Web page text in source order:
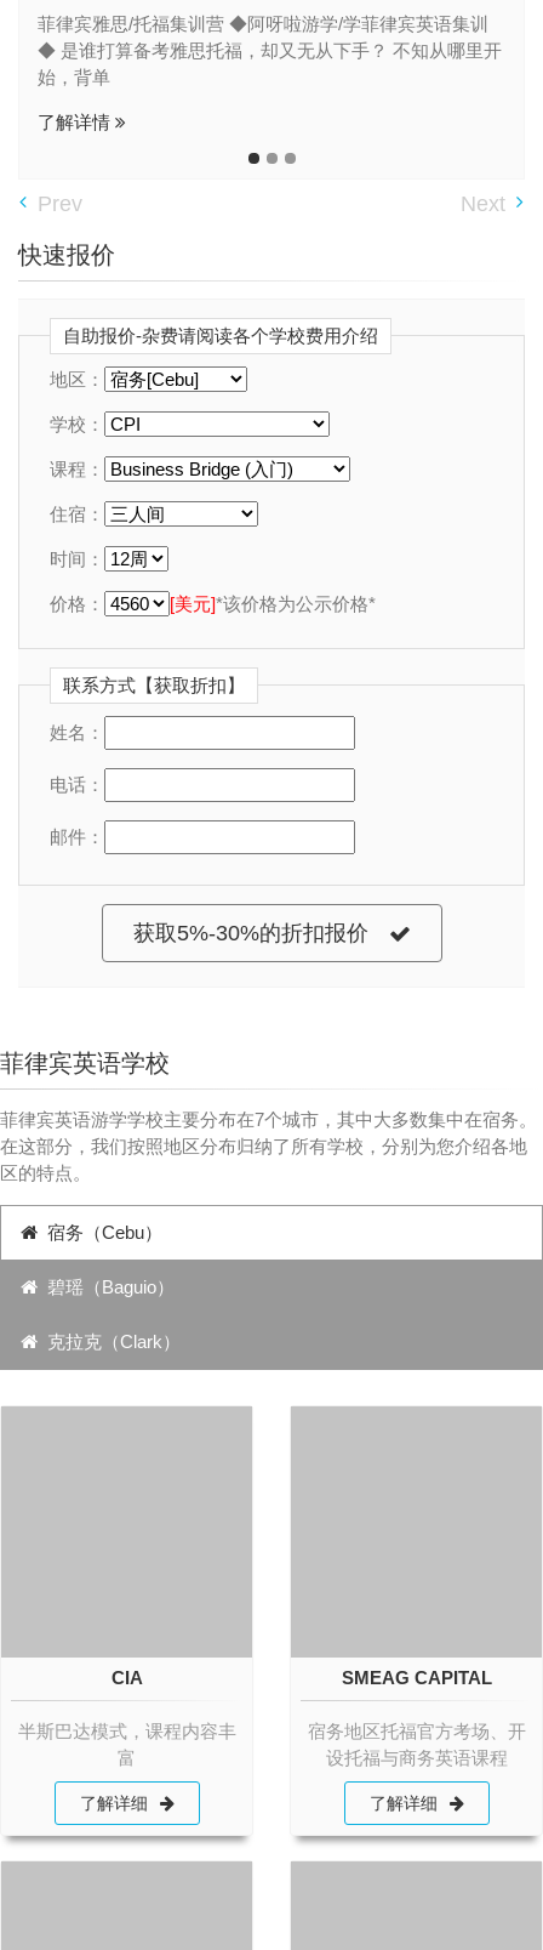
Prev
菲律宾雅思/托福集训营 ◆阿呀啦游学/学菲律宾英语集训
◆ 是谁打算备考雅思托福，却又无从下手？ 不知从哪里开
始，背单
了解详情
Next
快速报价
自助报价-杂费请阅读各个学校费用介绍
地区：
学校：
课程：
住宿：
时间：
价格： [美元]*该价格为公示价格*
联系方式【获取折扣】
姓名：
电话：
邮件：
获取5%-30%的折扣报价
菲律宾英语学校
菲律宾英语游学学校主要分布在7个城市，其中大多数集中在宿务。
在这部分，我们按照地区分布归纳了所有学校，分别为您介绍各地
区的特点。
宿务（Cebu）
碧瑶（Baguio）
克拉克（Clark）
CIA
半斯巴达模式，课程内容丰
富
了解详细
SMEAG CAPITAL
宿务地区托福官方考场、开
设托福与商务英语课程
了解详细